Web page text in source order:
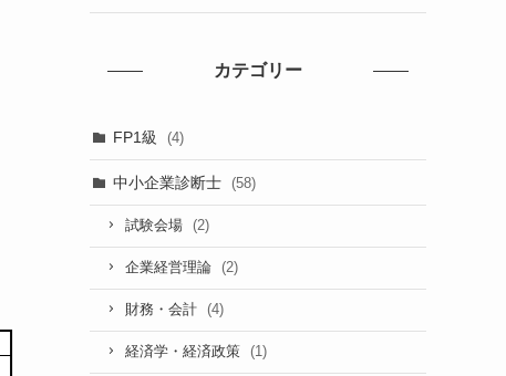
カテゴリー
FP1級 (4)
中小企業診断士 (58)
試験会場 (2)
企業経営理論 (2)
財務・会計 (4)
経済学・経済政策 (1)